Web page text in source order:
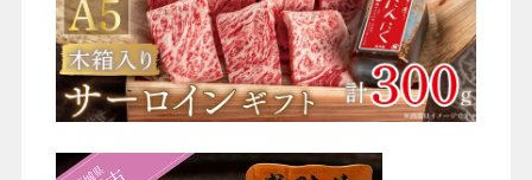
長寿祝い 高級肉ギフト 法人ギフト
LINEギフト ふるさと納税